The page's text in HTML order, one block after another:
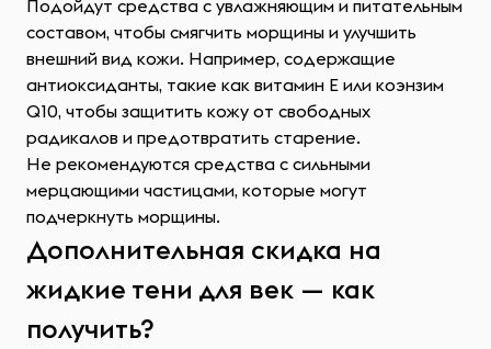
Подойдут средства с увлажняющим и питательным
составом, чтобы смягчить морщины и улучшить
внешний вид кожи. Например, содержащие
антиоксиданты, такие как витамин Е или коэнзим
Q10, чтобы защитить кожу от свободных
радикалов и предотвратить старение.
Не рекомендуются средства с сильными
мерцающими частицами, которые могут
подчеркнуть морщины.
Дополнительная скидка на
жидкие тени для век — как
получить?